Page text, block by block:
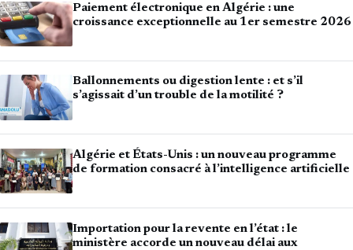
Paiement électronique en Algérie : une
croissance exceptionnelle au 1er semestre 2026
Ballonnements ou digestion lente : et s’il
s’agissait d’un trouble de la motilité ?
Algérie et États-Unis : un nouveau programme
de formation consacré à l’intelligence artificielle
Importation pour la revente en l’état : le
ministère accorde un nouveau délai aux